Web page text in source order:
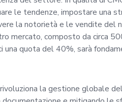
lo
Chief
le tendenze, impostare una
la notorietà e le vendite del
mercato, composto da circa
una quota del 40%, sarà
la gestione globale